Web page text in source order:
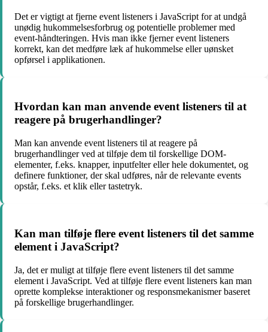
Det er vigtigt at fjerne event listeners i JavaScript for at undgå
unødig hukommelsesforbrug og potentielle problemer med
event-håndteringen. Hvis man ikke fjerner event listeners
korrekt, kan det medføre læk af hukommelse eller uønsket
opførsel i applikationen.
Hvordan kan man anvende event listeners til at
reagere på brugerhandlinger?
Man kan anvende event listeners til at reagere på
brugerhandlinger ved at tilføje dem til forskellige DOM-
elementer, f.eks. knapper, inputfelter eller hele dokumentet, og
definere funktioner, der skal udføres, når de relevante events
opstår, f.eks. et klik eller tastetryk.
Kan man tilføje flere event listeners til det samme
element i JavaScript?
Ja, det er muligt at tilføje flere event listeners til det samme
element i JavaScript. Ved at tilføje flere event listeners kan man
oprette komplekse interaktioner og responsmekanismer baseret
på forskellige brugerhandlinger.